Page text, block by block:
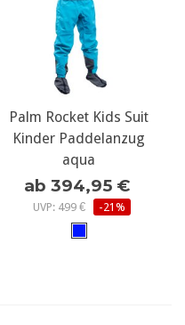
Palm Rocket Kids Suit
Kinder Paddelanzug
aqua
ab 394,95 €
UVP: 499 € -21%